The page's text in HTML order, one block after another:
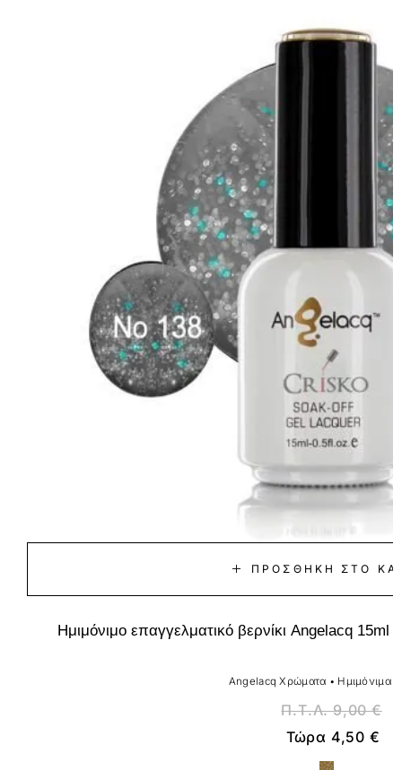
ΠΡΟΣΘΉΚΗ ΣΤΟ
Ημιμόνιμο επαγγελματικό βερνίκι Angelacq
Angelacq Χρώματα • Ημιμόνιμα
Π.Τ.Λ.9,00€
Τώρα 4,50 €